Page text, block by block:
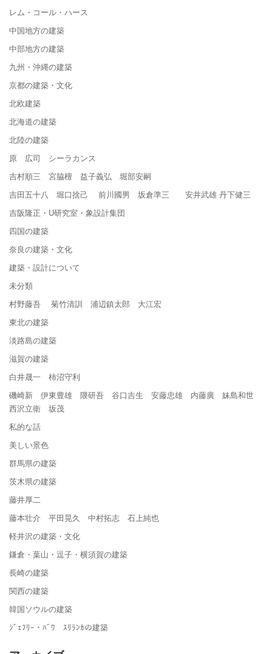
レム・コール・ハース
中国地方の建築
中部地方の建築
九州・沖縄の建築
京都の建築・文化
北欧建築
北海道の建築
北陸の建築
原 広司 シーラカンス
吉村順三 宮脇檀 益子義弘 堀部安嗣
吉田五十八 堀口捨己 前川國男 坂倉準三 安井武雄 丹下健三
吉阪隆正・U研究室・象設計集団
四国の建築
奈良の建築・文化
建築・設計について
未分類
村野藤吾 菊竹清訓 浦辺鎮太郎 大江宏
東北の建築
淡路島の建築
滋賀の建築
白井晟一 柿沼守利
磯崎新 伊東豊雄 隈研吾 谷口吉生 安藤忠雄 内藤廣 妹島和世
西沢立衛 坂茂
私的な話
美しい景色
群馬県の建築
茨木県の建築
藤井厚二
藤本壮介 平田晃久 中村拓志 石上純也
軽井沢の建築・文化
鎌倉・葉山・逗子・横須賀の建築
長崎の建築
関西の建築
韓国ソウルの建築
ｼﾞｪﾌﾘｰ・ﾊﾞﾜ ｽﾘﾗﾝｶの建築